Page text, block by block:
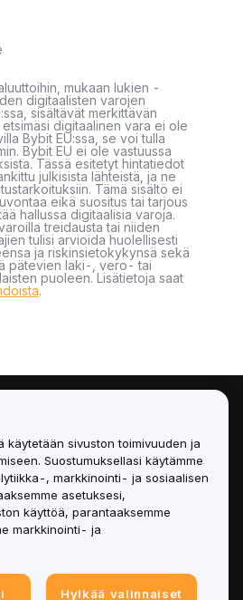
mukaan lukien -
digitaalisten varojen
sisältävät merkittävän
digitaalinen vara ei ole
Bybit EU:ssa, se voi tulla
Bybit EU ei ole vastuussa
Tässä esitetyt hintatiedot
julkisista lähteistä, ja ne
Tämä sisältö ei
eikä suositus tai tarjous
hallussa digitaalisia varoja.
treidausta tai niiden
tulisi arvioida huolellisesti
ja riskinsietokykynsä sekä
pätevien laki-, vero- tai
puoleen. Lisätietoja saat
.
käytetään sivuston toimivuuden ja
Suostumuksellasi käytämme
, markkinointi- ja sosiaalisen
asetuksesi,
käyttöä, parantaaksemme
markkinointi- ja
Hylkää valinnaiset